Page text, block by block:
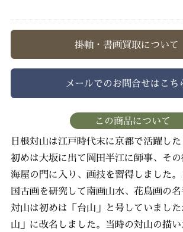
掛軸・書画買取について
メールでのお問合せはこち
この商品について
日根対山は江戸時代末に京都で活躍した
初めは大坂に出て岡田半江に師事、そ
海屋の門に入り、画技を習得しました
国古画を研究して南画山水、花鳥画の名
対山は初めは「台山」と号していまし
山」に改名しました。当時の対山の描